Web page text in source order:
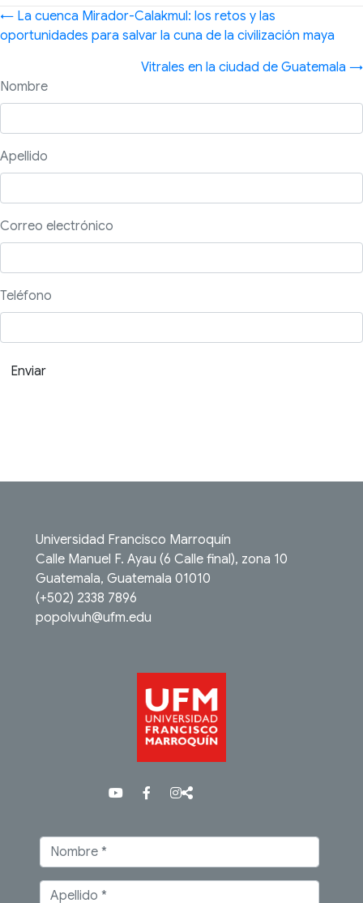
Posts
navigation
← La cuenca Mirador-Calakmul: los retos y las
oportunidades para salvar la cuna de la civilización maya
Vitrales en la ciudad de Guatemala →
Nombre
Apellido
Correo electrónico
Teléfono
Enviar
Universidad Francisco Marroquín
Calle Manuel F. Ayau (6 Calle final), zona 10
Guatemala, Guatemala 01010
(+502) 2338 7896
popolvuh@ufm.edu